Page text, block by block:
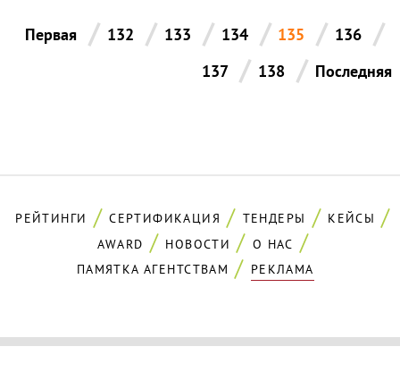
Первая / 132 / 133 / 134 / 135 / 136 /
137 / 138 / Последняя
РЕЙТИНГИ СЕРТИФИКАЦИЯ ТЕНДЕРЫ
КЕЙСЫ
AWARD
НОВОСТИ
О НАС
ПАМЯТКА АГЕНТСТВАМ
РЕКЛАМА